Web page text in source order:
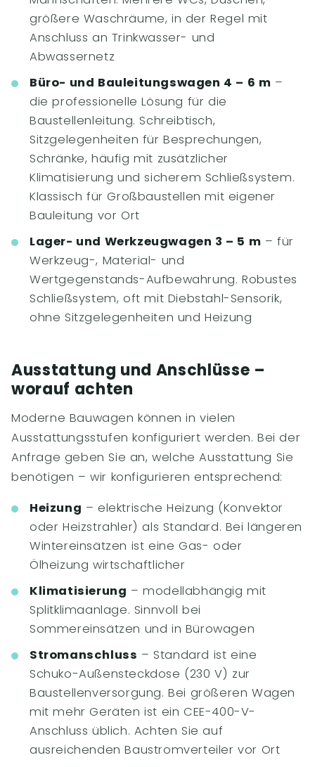
größere Waschräume, in der Regel mit
Anschluss an Trinkwasser- und
Abwassernetz
Büro- und Bauleitungswagen 4 – 6 m –
die professionelle Lösung für die
Baustellenleitung. Schreibtisch,
Sitzgelegenheiten für Besprechungen,
Schränke, häufig mit zusätzlicher
Klimatisierung und sicherem Schließsystem.
Klassisch für Großbaustellen mit eigener
Bauleitung vor Ort
Lager- und Werkzeugwagen 3 – 5 m – für
Werkzeug-, Material- und
Wertgegenstands-Aufbewahrung. Robustes
Schließsystem, oft mit Diebstahl-Sensorik,
ohne Sitzgelegenheiten und Heizung
Ausstattung und Anschlüsse –
worauf achten
Moderne Bauwagen können in vielen
Ausstattungsstufen konfiguriert werden. Bei der
Anfrage geben Sie an, welche Ausstattung Sie
benötigen – wir konfigurieren entsprechend:
Heizung – elektrische Heizung (Konvektor
oder Heizstrahler) als Standard. Bei längeren
Wintereinsätzen ist eine Gas- oder
Ölheizung wirtschaftlicher
Klimatisierung – modellabhängig mit
Splitklimaanlage. Sinnvoll bei
Sommereinsätzen und in Bürowagen
Stromanschluss – Standard ist eine
Schuko-Außensteckdose (230 V) zur
Baustellenversorgung. Bei größeren Wagen
mit mehr Geräten ist ein CEE-400-V-
Anschluss üblich. Achten Sie auf
ausreichenden Baustromverteiler vor Ort